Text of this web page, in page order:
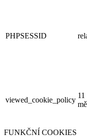
PHPSESSID
viewed_cookie_policy
11
FUNKČNÍ COOKIES